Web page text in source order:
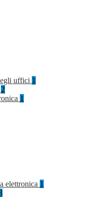
uffici 1
2
1
elettronica 1